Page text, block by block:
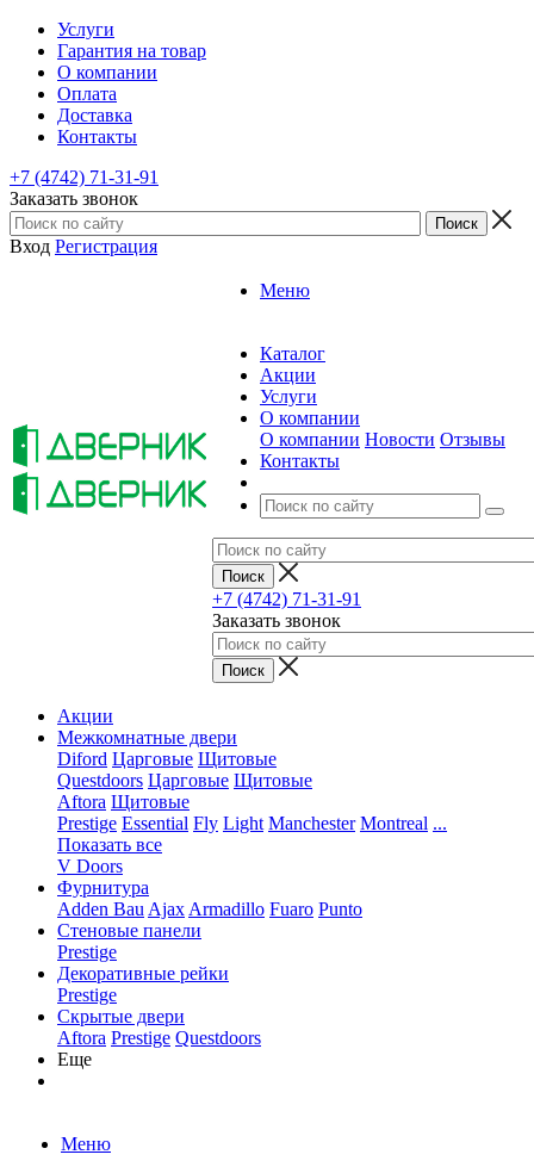
Услуги
Гарантия на товар
О компании
Оплата
Доставка
Контакты
+7 (4742) 71-31-91
Заказать звонок
Вход Регистрация
Меню
Каталог
Акции
Услуги
О компании
О компании Новости Отзывы
Контакты
+7 (4742) 71-31-91
Заказать звонок
Акции
Межкомнатные двери
Diford Царговые Щитовые
Questdoors Царговые Щитовые
Aftora Щитовые
Prestige Essential Fly Light Manchester Montreal ...
Показать все
V Doors
Фурнитура
Adden Bau Ajax Armadillo Fuaro Punto
Стеновые панели
Prestige
Декоративные рейки
Prestige
Скрытые двери
Aftora Prestige Questdoors
Еще
Меню